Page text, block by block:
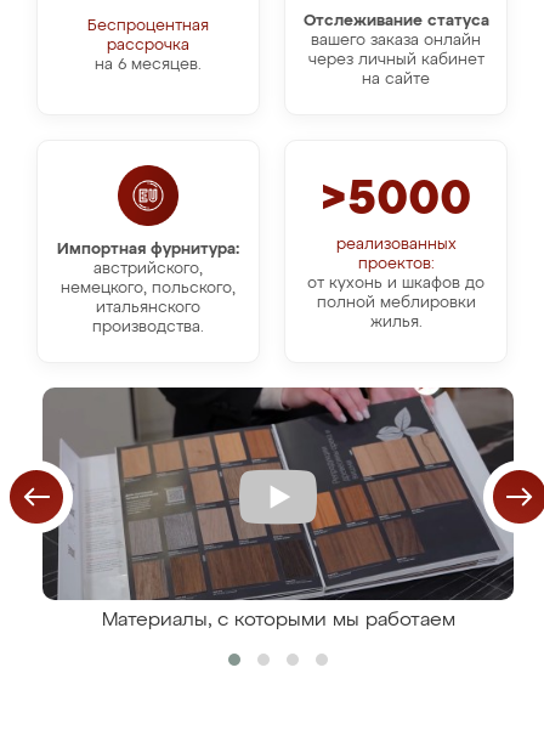
Отслеживание статуса
вашего заказа онлайн
через личный кабинет
на сайте
Беспроцентная
рассрочка
на 6 месяцев.
Импортная фурнитура:
австрийского,
немецкого, польского,
итальянского
производства.
>5000
реализованных
проектов:
от кухонь и шкафов до
полной меблировки
жилья.
Материалы, с которыми мы работаем